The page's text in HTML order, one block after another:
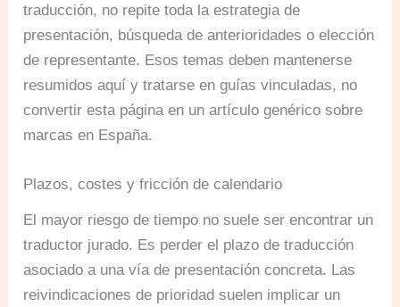
traducción, no repite toda la estrategia de
presentación, búsqueda de anterioridades o elección
de representante. Esos temas deben mantenerse
resumidos aquí y tratarse en guías vinculadas, no
convertir esta página en un artículo genérico sobre
marcas en España.
Plazos, costes y fricción de calendario
El mayor riesgo de tiempo no suele ser encontrar un
traductor jurado. Es perder el plazo de traducción
asociado a una vía de presentación concreta. Las
reivindicaciones de prioridad suelen implicar un